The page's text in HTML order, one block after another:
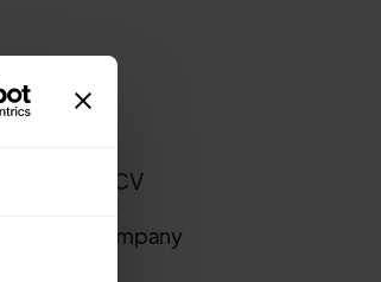
Register CV
Login Company